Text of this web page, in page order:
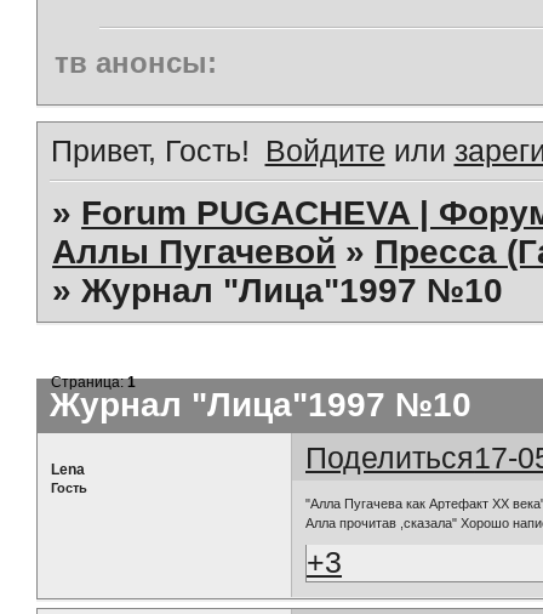
тв анонсы:
Привет, Гость! Войдите или
» Forum PUGACHEVA |
Аллы Пугачевой » Пресса
»Журнал "Лица"1997 №10
Журнал "Лица"1997 №10
Страница:1
Поделиться17-
Lena
Гость
"Алла Пугачева как Артефакт ХХ
Алла прочитав ,сказала" Хорошо
+3